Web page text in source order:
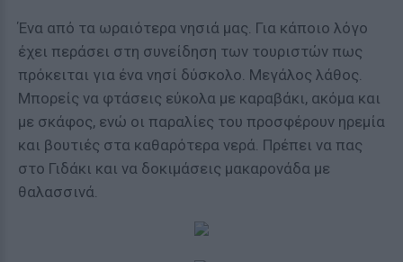
Ένα από τα ωραιότερα νησιά μας. Για κάποιο λόγο
έχει περάσει στη συνείδηση των τουριστών πως
πρόκειται για ένα νησί δύσκολο. Μεγάλος λάθος.
Μπορείς να φτάσεις εύκολα με καραβάκι, ακόμα και
με σκάφος, ενώ οι παραλίες του προσφέρουν ηρεμία
και βουτιές στα καθαρότερα νερά. Πρέπει να πας
στο Γιδάκι και να δοκιμάσεις μακαρονάδα με
θαλασσινά.